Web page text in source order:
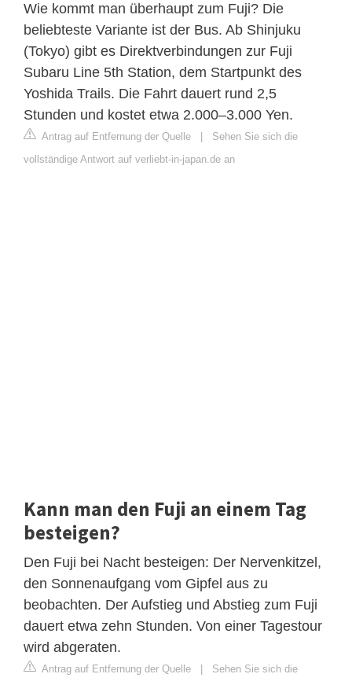
Wie kommt man überhaupt zum Fuji? Die
beliebteste Variante ist der Bus. Ab Shinjuku
(Tokyo) gibt es Direktverbindungen zur Fuji
Subaru Line 5th Station, dem Startpunkt des
Yoshida Trails. Die Fahrt dauert rund 2,5
Stunden und kostet etwa 2.000–3.000 Yen.
Antrag auf Entfernung der Quelle
Sehen Sie sich die
vollständige Antwort auf verliebt-in-japan.de an
Kann man den Fuji an einem Tag
besteigen?
Den Fuji bei Nacht besteigen: Der Nervenkitzel,
den Sonnenaufgang vom Gipfel aus zu
beobachten. Der Aufstieg und Abstieg zum Fuji
dauert etwa zehn Stunden. Von einer Tagestour
wird abgeraten.
Antrag auf Entfernung der Quelle
Sehen Sie sich die